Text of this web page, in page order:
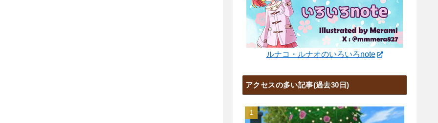
ルナコ・ルナオのいろいろnote
アクセスの多い記事(過去30日)